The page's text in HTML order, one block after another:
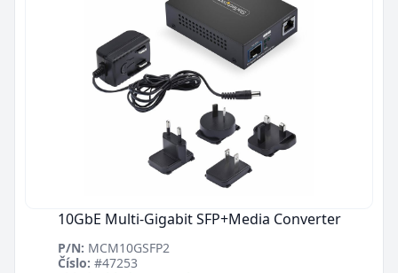
10GbE Multi-Gigabit SFP+Media Converter
P/N: MCM10GSFP2
Číslo: #47253